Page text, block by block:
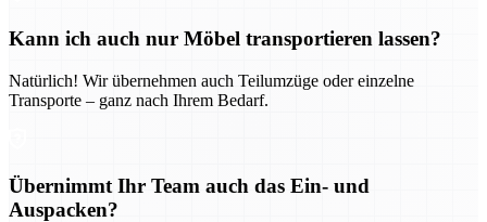
Kann ich auch nur Möbel transportieren lassen?
Natürlich! Wir übernehmen auch Teilumzüge oder einzelne
Transporte – ganz nach Ihrem Bedarf.
Übernimmt Ihr Team auch das Ein- und
Auspacken?